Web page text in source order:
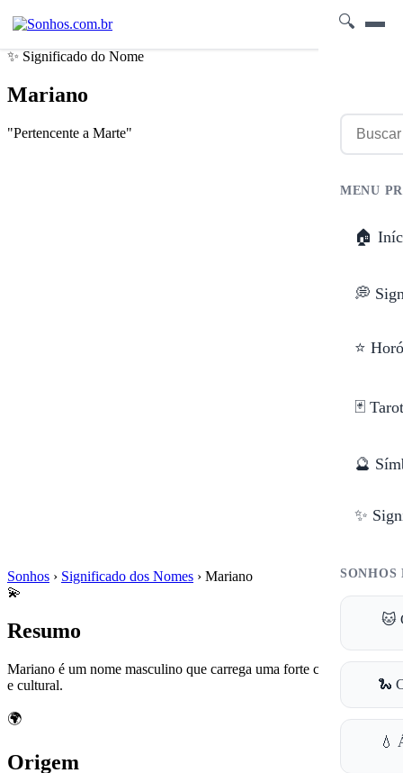
🔍
MENU
🏠
💭
⭐
🃏
🔮
✨
SONHOS
🐱
🐍
💧
✨ Significado do Nome
Mariano
"Pertencente a Marte"
Sonhos › Significado dos Nomes › Mariano
💫
Resumo
Mariano é um nome masculino que carrega uma forte carga histórica
e cultural.
🌍
Origem